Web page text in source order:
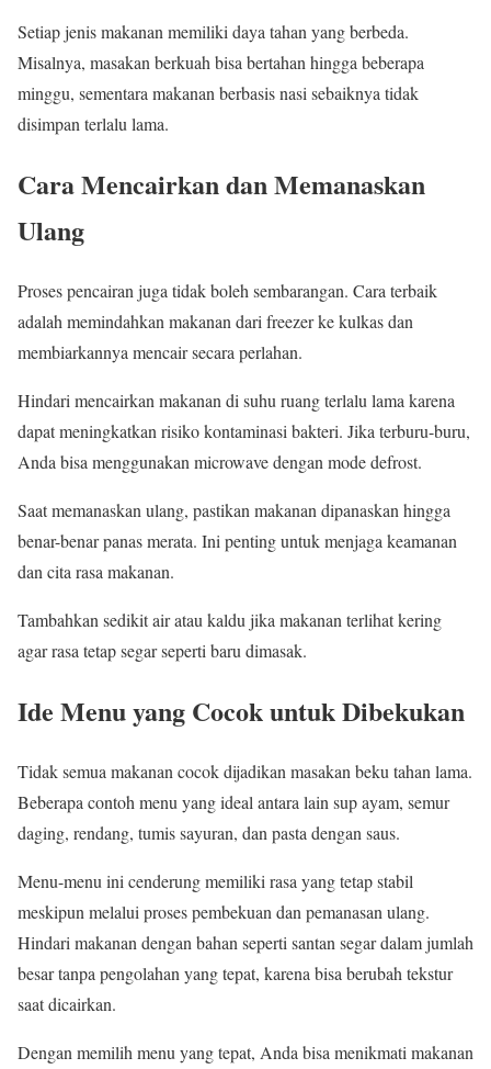
Setiap jenis makanan memiliki daya tahan yang berbeda.
Misalnya, masakan berkuah bisa bertahan hingga beberapa
minggu, sementara makanan berbasis nasi sebaiknya tidak
disimpan terlalu lama.
Cara Mencairkan dan Memanaskan
Ulang
Proses pencairan juga tidak boleh sembarangan. Cara terbaik
adalah memindahkan makanan dari freezer ke kulkas dan
membiarkannya mencair secara perlahan.
Hindari mencairkan makanan di suhu ruang terlalu lama karena
dapat meningkatkan risiko kontaminasi bakteri. Jika terburu-buru,
Anda bisa menggunakan microwave dengan mode defrost.
Saat memanaskan ulang, pastikan makanan dipanaskan hingga
benar-benar panas merata. Ini penting untuk menjaga keamanan
dan cita rasa makanan.
Tambahkan sedikit air atau kaldu jika makanan terlihat kering
agar rasa tetap segar seperti baru dimasak.
Ide Menu yang Cocok untuk Dibekukan
Tidak semua makanan cocok dijadikan masakan beku tahan lama.
Beberapa contoh menu yang ideal antara lain sup ayam, semur
daging, rendang, tumis sayuran, dan pasta dengan saus.
Menu-menu ini cenderung memiliki rasa yang tetap stabil
meskipun melalui proses pembekuan dan pemanasan ulang.
Hindari makanan dengan bahan seperti santan segar dalam jumlah
besar tanpa pengolahan yang tepat, karena bisa berubah tekstur
saat dicairkan.
Dengan memilih menu yang tepat, Anda bisa menikmati makanan